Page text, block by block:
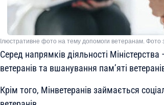
Ілюстративне фото на тему допомоги ветеранам. Фото
Серед напрямків діяльності
ветеранів та вшанування пам’яті
Крім того, Мінветеранів займається